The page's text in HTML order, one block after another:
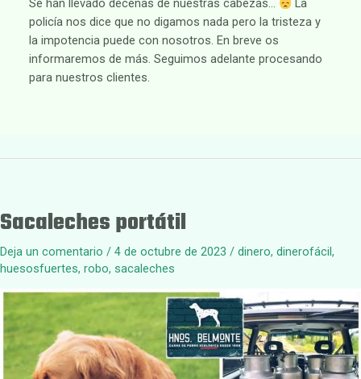
Se han llevado decenas de nuestras cabezas…
La
policía nos dice que no digamos nada pero la tristeza y
la impotencia puede con nosotros. En breve os
informaremos de más. Seguimos adelante procesando
para nuestros clientes.
Sacaleches portátil
Deja un comentario / 4 de octubre de 2023 / dinero, dinerofácil,
huesosfuertes, robo, sacaleches